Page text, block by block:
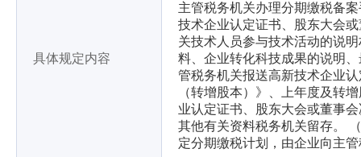
具体规定内容
主管税务机关办理分期缴税备
技术企业认定证书、股东大会
关技术人员参与技术活动的说
料、企业转化科技成果的说明
管税务机关报送高新技术企业
（转增股本）》、上年度及转
业认定证书、股东大会或董事
其他有关资料税务机关留存。
定分期缴税计划，由企业向主